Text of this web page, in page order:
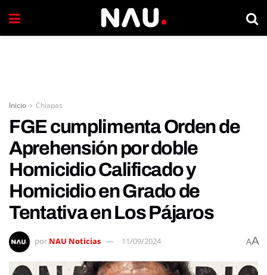
Inicio Chiapas
FGE cumplimenta Orden de
Aprehensión por doble
Homicidio Calificado y
Homicidio en Grado de
Tentativa en Los Pájaros
por NAU Noticias 11/09/2024 AA